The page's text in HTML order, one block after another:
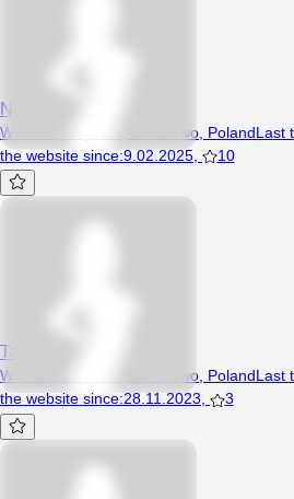
Napalonamania
Woman, 39 years, Barczewo, PolandLast
the website since:9.02.2025 10
Tanya27
Woman, 29 years, Barczewo, PolandLast
the website since:28.11.2023 3